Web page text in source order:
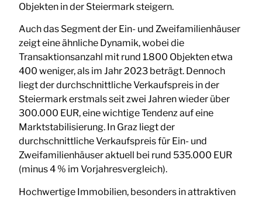
Objekten in der Steiermark steigern.
Auch das Segment der Ein- und Zweifamilienhäuser
zeigt eine ähnliche Dynamik, wobei die
Transaktionsanzahl mit rund 1.800 Objekten etwa
400 weniger, als im Jahr 2023 beträgt. Dennoch
liegt der durchschnittliche Verkaufspreis in der
Steiermark erstmals seit zwei Jahren wieder über
300.000 EUR, eine wichtige Tendenz auf eine
Marktstabilisierung. In Graz liegt der
durchschnittliche Verkaufspreis für Ein- und
Zweifamilienhäuser aktuell bei rund 535.000 EUR
(minus 4 % im Vorjahresvergleich).
Hochwertige Immobilien, besonders in attraktiven